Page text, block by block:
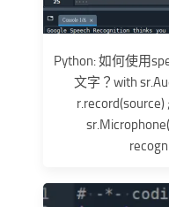
Python: 如何使用
文字？with